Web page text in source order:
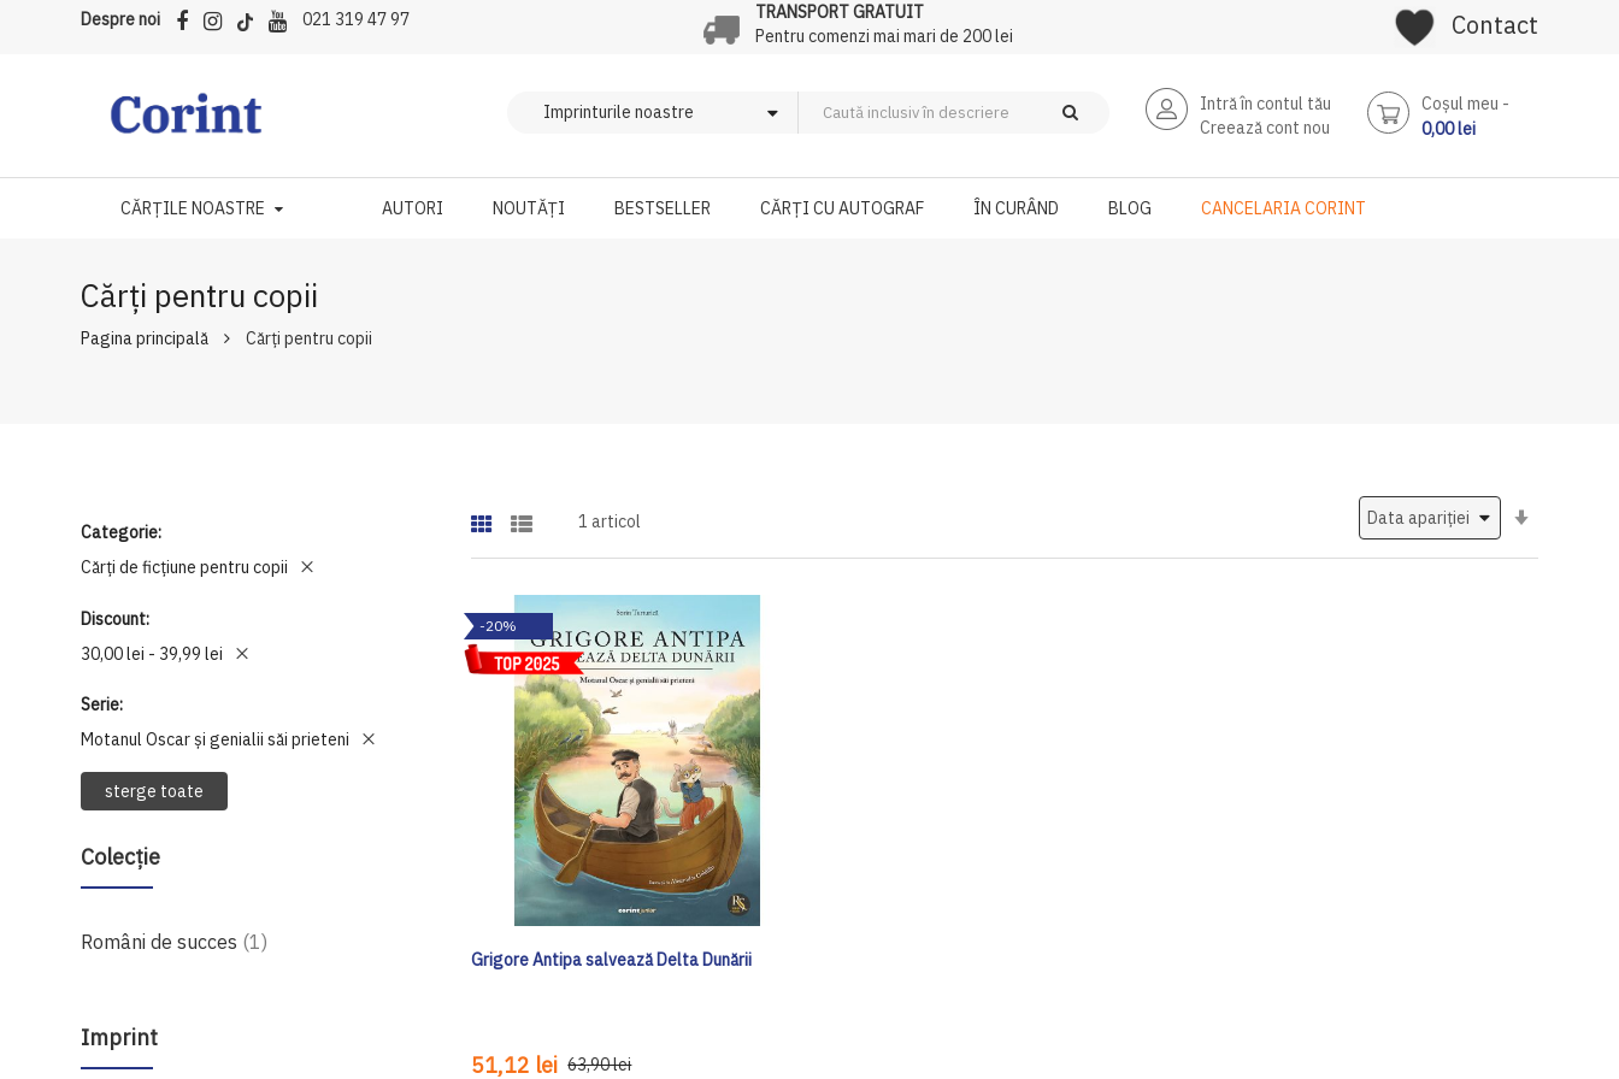
Despre noi 021 319 47 97
TRANSPORT GRATUIT
Pentru comenzi mai mari de 200 lei
Contact
Intră în contul tău
Creează cont nou
Coşul meu
0,00 lei
CĂRȚILE NOASTRE AUTORI NOUTĂȚI BESTSELLER CĂRȚI CU AUTOGRAF ÎN CURÂND BLOG CANCELARIA CORINT
Cărți pentru copii
Pagina principală Cărți pentru copii
Categorie
Cărți de ficțiune pentru copii
Discount
30,00 lei - 39,99 lei
Serie
Motanul Oscar și genialii săi prieteni
sterge toate
Colecție
Români de succes 1produs
Imprint
1 articol
-20%
Grigore Antipa salvează Delta Dunării
51,12 lei 63,90 lei